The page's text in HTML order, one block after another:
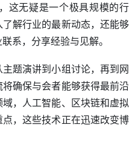
这无疑是一个极具规模的行
解行业的最新动态，还能够
系，分享经验与见解。
题演讲到小组讨论，再到网
确保与会者能够获得最前沿
，人工智能、区块链和虚拟
，这些技术正在迅速改变博